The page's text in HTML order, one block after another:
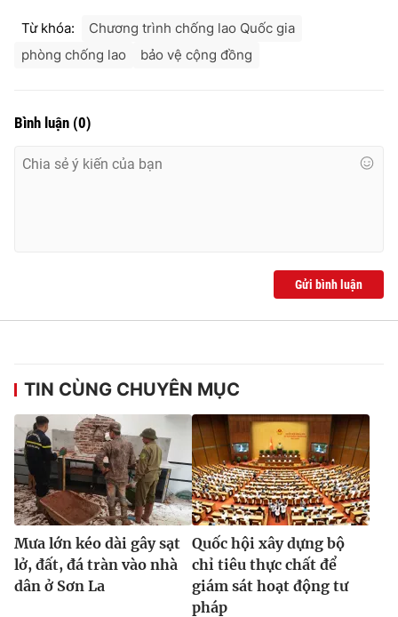
Từ khóa:
Chương trình chống lao Quốc gia
phòng chống lao
bảo vệ cộng đồng
Bình luận (0)
Gửi bình luận
TIN CÙNG CHUYÊN MỤC
Mưa lớn kéo dài gây sạt
lở, đất, đá tràn vào nhà
dân ở Sơn La
Quốc hội xây dựng bộ
chỉ tiêu thực chất để
giám sát hoạt động tư
pháp